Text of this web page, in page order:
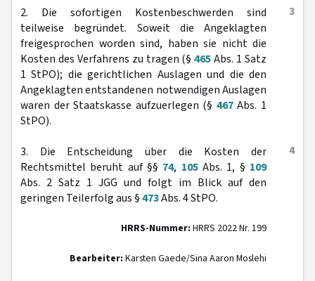
3
2. Die sofortigen Kostenbeschwerden sind
teilweise begründet. Soweit die Angeklagten
freigesprochen worden sind, haben sie nicht die
Kosten des Verfahrens zu tragen (§465Abs. 1 Satz
1 StPO); die gerichtlichen Auslagen und die den
Angeklagten entstandenen notwendigen Auslagen
waren der Staatskasse aufzuerlegen (§ 467Abs. 1
StPO).
4
3. Die Entscheidung über die Kosten der
Rechtsmittel beruht auf §§ 74, 105Abs. 1, § 109
Abs. 2 Satz 1 JGG und folgt im Blick auf den
geringen Teilerfolg aus §473Abs. 4 StPO.
HRRS-Nummer: HRRS 2022 Nr. 199
Bearbeiter: Karsten Gaede/Sina Aaron Moslehi